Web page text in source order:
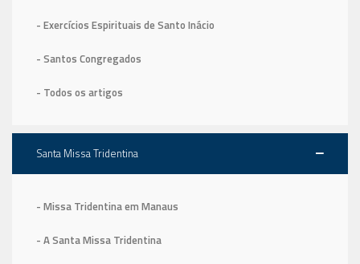
- Exercícios Espirituais de Santo Inácio
- Santos Congregados
- Todos os artigos
Santa Missa Tridentina
- Missa Tridentina em Manaus
- A Santa Missa Tridentina